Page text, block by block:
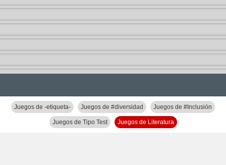
Juegos de -etiqueta- Juegos de #diversidad Juegos de #Inclusión
Juegos de Tipo Test Juegos de Literatura